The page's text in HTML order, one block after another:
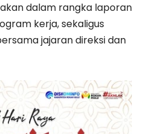
dalam rangka laporan
kerja, sekaligus
jajaran direksi dan